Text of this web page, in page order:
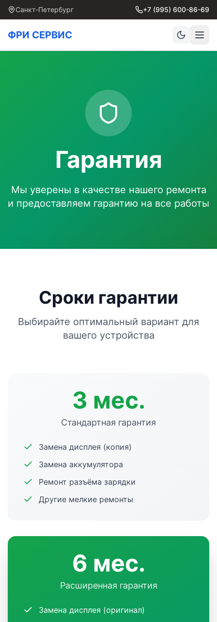
Санкт-Петербург +7 (995) 600-86-69
ФРИ СЕРВИС
Гарантия
Мы уверены в качестве нашего ремонта
и предоставляем гарантию на все работы
Сроки гарантии
Выбирайте оптимальный вариант для
вашего устройства
3 мес.
Стандартная гарантия
Замена дисплея (копия)
Замена аккумулятора
Ремонт разъёма зарядки
Другие мелкие ремонты
6 мес.
Расширенная гарантия
Замена дисплея (оригинал)